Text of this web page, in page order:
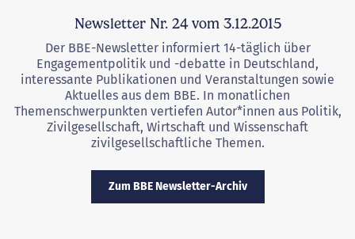
Newsletter Nr. 24 vom 3.12.2015
Der BBE-Newsletter informiert 14-täglich über
Engagementpolitik und -debatte in Deutschland,
interessante Publikationen und Veranstaltungen sowie
Aktuelles aus dem BBE. In monatlichen
Themenschwerpunkten vertiefen Autor*innen aus Politik,
Zivilgesellschaft, Wirtschaft und Wissenschaft
zivilgesellschaftliche Themen.
Zum BBE Newsletter-Archiv